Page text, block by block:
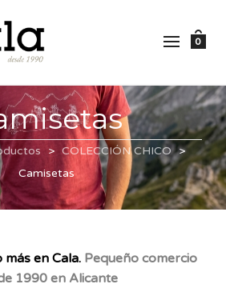
0
> COLECCIÓN CHICO >
Camisetas
en Cala. Pequeño comercio
1990 en Alicante